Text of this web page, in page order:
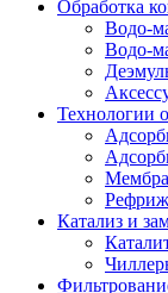
Обработка
Водо-
Водо-
Технологии
Катализ и